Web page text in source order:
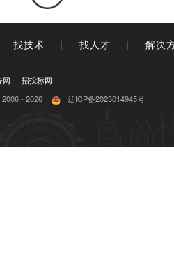
找技术 | 找人才 |
解决
网
招投标网
- 2026
辽ICP备2023014945号